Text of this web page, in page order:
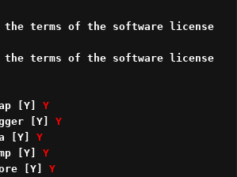
the terms of the software license
the terms of the software license
[Y] Y
[Y] Y
[Y] Y
[Y] Y
[Y] Y